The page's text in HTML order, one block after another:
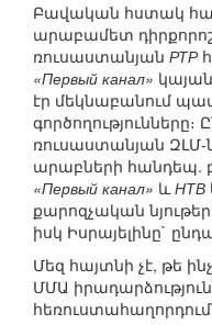
Բավական հստակ
արաբամետ
ռուսաստանյան РТР
«Первый канал»
էր մեկնաբանում
ռուսաստանյան ԶԼՄ-
արաբների հանդեպ.
«Первый канал» ևНТВ
քարոզչական
իսկ Իսրայելինը`
Մեզ հայտնի չէ, թե
ՄՄԱ